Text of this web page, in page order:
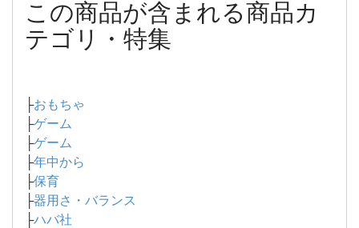
この商品が含まれる商品カ
テゴリ・特集
├おもちゃ
├ゲーム
├ゲーム
├年中から
├保育
├器用さ・バランス
├ハバ社